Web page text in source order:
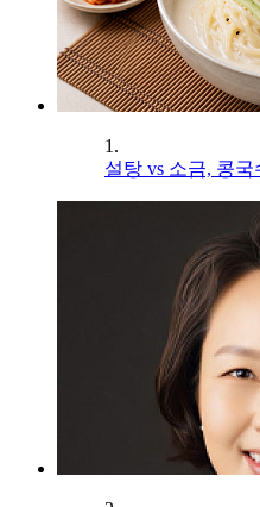
1.
설탕 vs 소금, 콩